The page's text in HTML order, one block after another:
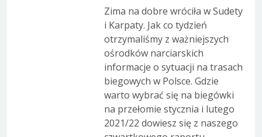
Zima na dobre wróciła w Sudety
i Karpaty. Jak co tydzień
otrzymaliśmy z ważniejszych
ośrodków narciarskich
informacje o sytuacji na trasach
biegowych w Polsce. Gdzie
warto wybrać się na biegówki
na przełomie stycznia i lutego
2021/22 dowiesz się z naszego